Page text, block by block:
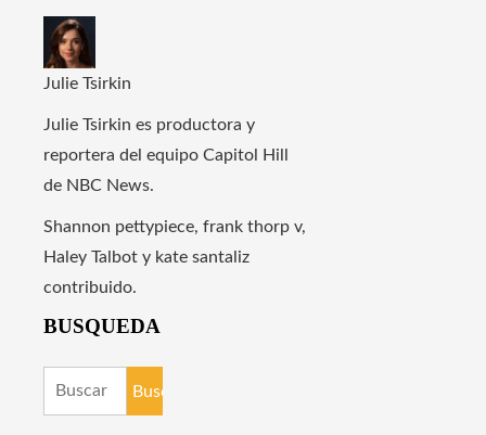
Julie Tsirkin
Julie Tsirkin es productora y
reportera del equipo Capitol Hill
de NBC News.
Shannon pettypiece, frank thorp v,
Haley Talbot y kate santaliz
contribuido.
BUSQUEDA
Buscar: